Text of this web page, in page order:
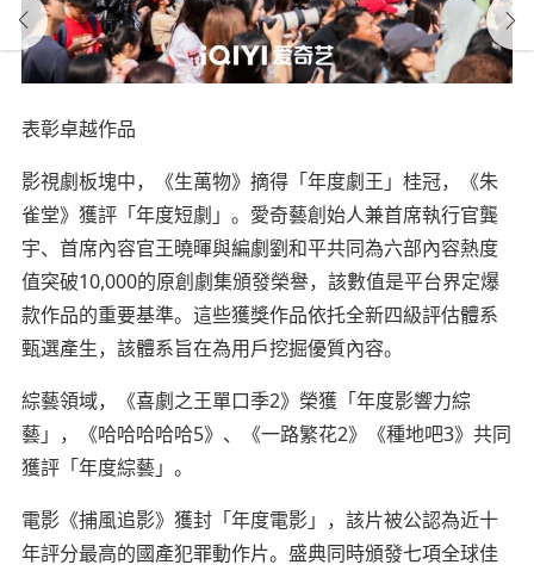
表彰卓越作品
影視劇板塊中，《生萬物》摘得「年度劇王」桂冠，《朱
雀堂》獲評「年度短劇」。愛奇藝創始人兼首席執行官龔
宇、首席內容官王曉暉與編劇劉和平共同為六部內容熱度
值突破10,000的原創劇集頒發榮譽，該數值是平台界定爆
款作品的重要基準。這些獲獎作品依托全新四級評估體系
甄選產生，該體系旨在為用戶挖掘優質內容。
綜藝領域，《喜劇之王單口季2》榮獲「年度影響力綜
藝」，《哈哈哈哈哈5》、《一路繁花2》《種地吧3》共同
獲評「年度綜藝」。
電影《捕風追影》獲封「年度電影」，該片被公認為近十
年評分最高的國產犯罪動作片。盛典同時頒發七項全球佳